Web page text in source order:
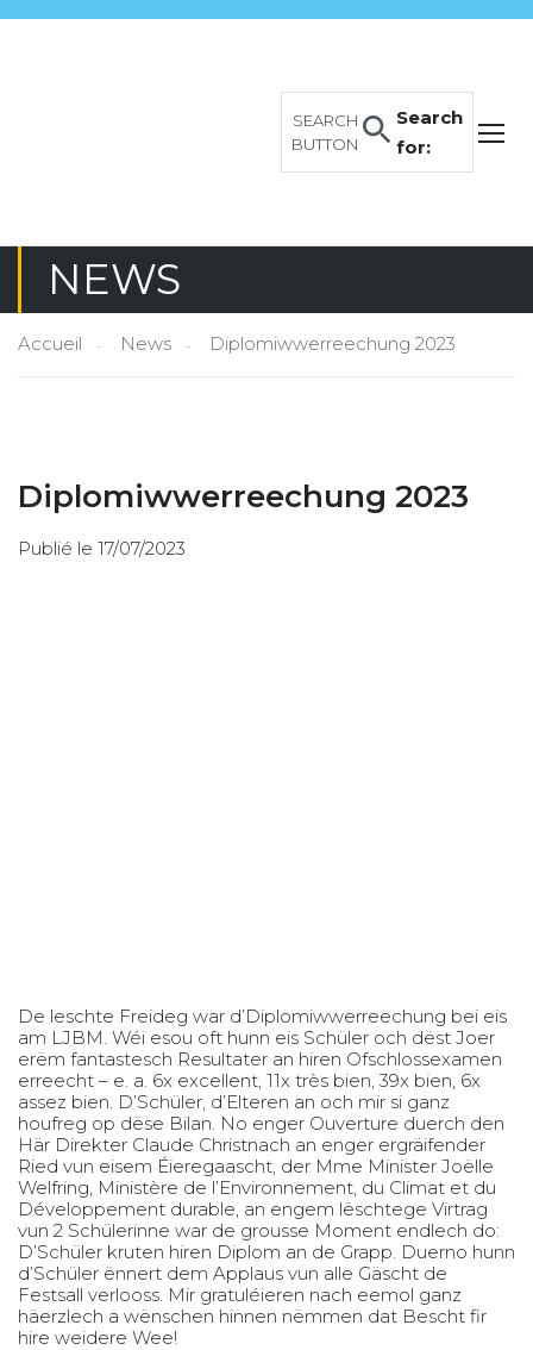
Search
for:
SEARCH
BUTTON
NEWS
Accueil News Diplomiwwerreechung 2023
Diplomiwwerreechung 2023
Publié le 17/07/2023
De leschte Freideg war d’Diplomiwwerreechung bei eis
am LJBM. Wéi esou oft hunn eis Schüler och dëst Joer
erëm fantastesch Resultater an hiren Ofschlossexamen
erreecht – e. a. 6x excellent, 11x très bien, 39x bien, 6x
assez bien. D’Schüler, d’Elteren an och mir si ganz
houfreg op dëse Bilan. No enger Ouverture duerch den
Här Direkter Claude Christnach an enger ergräifender
Ried vun eisem Éieregaascht, der Mme Minister Joëlle
Welfring, Ministère de l’Environnement, du Climat et du
Développement durable, an engem lëschtege Virtrag
vun 2 Schülerinne war de grousse Moment endlech do:
D’Schüler kruten hiren Diplom an de Grapp. Duerno hunn
d’Schüler ënnert dem Applaus vun alle Gäscht de
Festsall verlooss. Mir gratuléieren nach eemol ganz
häerzlech a wënschen hinnen nëmmen dat Bescht fir
hire weidere Wee!